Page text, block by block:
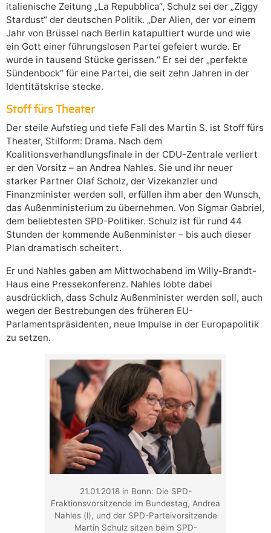
italienische Zeitung „La Repubblica“, Schulz sei der „Ziggy
Stardust“ der deutschen Politik. „Der Alien, der vor einem
Jahr von Brüssel nach Berlin katapultiert wurde und wie
ein Gott einer führungslosen Partei gefeiert wurde. Er
wurde in tausend Stücke gerissen.“ Er sei der „perfekte
Sündenbock“ für eine Partei, die seit zehn Jahren in der
Identitätskrise stecke.
Stoff fürs Theater
Der steile Aufstieg und tiefe Fall des Martin S. ist Stoff fürs
Theater, Stilform: Drama. Nach dem
Koalitionsverhandlungsfinale in der CDU-Zentrale verliert
er den Vorsitz – an Andrea Nahles. Sie und ihr neuer
starker Partner Olaf Scholz, der Vizekanzler und
Finanzminister werden soll, erfüllen ihm aber den Wunsch,
das Außenministerium zu übernehmen. Von Sigmar Gabriel,
dem beliebtesten SPD-Politiker. Schulz ist für rund 44
Stunden der kommende Außenminister – bis auch dieser
Plan dramatisch scheitert.
Er und Nahles gaben am Mittwochabend im Willy-Brandt-
Haus eine Pressekonferenz. Nahles lobte dabei
ausdrücklich, dass Schulz Außenminister werden soll, auch
wegen der Bestrebungen des früheren EU-
Parlamentspräsidenten, neue Impulse in der Europapolitik
zu setzen.
21.01.2018 in Bonn: Die SPD-
Fraktionsvorsitzende im Bundestag, Andrea
Nahles (l), und der SPD-Parteivorsitzende
Martin Schulz sitzen beim SPD-